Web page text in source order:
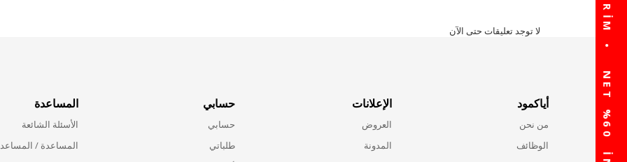
لا توجد تعليقات حتى الآن
أياكمود
من نحن
الوظائف
الإعلانات
العروض
المدونة
حسابي
حسابي
طلباتي
المساعدة
الأسئلة الشائعة
المساعدة / المساعد